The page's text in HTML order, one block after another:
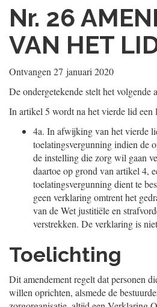
Nr. 26
VAN HET
Ontvangen 27 januari 2020
De ondergetekende stelt het volgende
In artikel 5 wordt na het vierde lid een
4a. In afwijking van het vierde
toelatingsvergunning indien de
de instelling die zorg wil gaan
daartoe op grond van artikel 4,
toelatingsvergunning dient te
geen verklaring omtrent het
van de Wet justitiële en
verstrekken. De verklaring is
Toelichting
Dit amendement regelt dat personen
willen oprichten, alsmede de